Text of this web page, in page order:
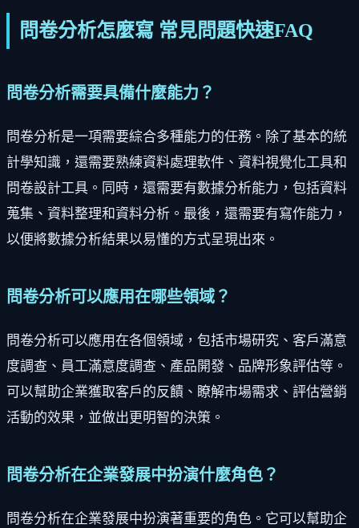
問卷分析怎麼寫 常見問題快速FAQ
問卷分析需要具備什麼能力？
問卷分析是一項需要綜合多種能力的任務。除了基本的統
計學知識，還需要熟練資料處理軟件、資料視覺化工具和
問卷設計工具。同時，還需要有數據分析能力，包括資料
蒐集、資料整理和資料分析。最後，還需要有寫作能力，
以便將數據分析結果以易懂的方式呈現出來。
問卷分析可以應用在哪些領域？
問卷分析可以應用在各個領域，包括市場研究、客戶滿意
度調查、員工滿意度調查、產品開發、品牌形象評估等。
可以幫助企業獲取客戶的反饋、瞭解市場需求、評估營銷
活動的效果，並做出更明智的決策。
問卷分析在企業發展中扮演什麼角色？
問卷分析在企業發展中扮演著重要的角色。它可以幫助企